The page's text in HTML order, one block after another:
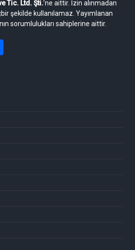
Tic. Ltd. Şti.’ne aittir. İzin alınmadan
şekilde kullanılamaz. Yayımlanan
sorumlulukları sahiplerine aittir.